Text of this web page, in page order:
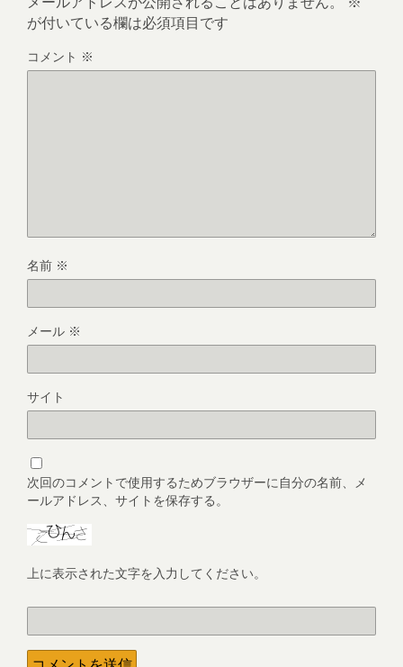
が付いている欄は必須項目です
コメント ※
名前 ※
メール ※
サイト
次回のコメントで使用するためブラウザーに自分の名前、メ
ールアドレス、サイトを保存する。
上に表示された文字を入力してください。